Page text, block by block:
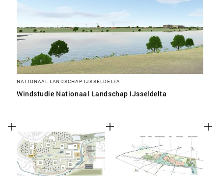
NATIONAAL LANDSCHAP IJSSELDELTA
Windstudie Nationaal Landschap IJsseldelta